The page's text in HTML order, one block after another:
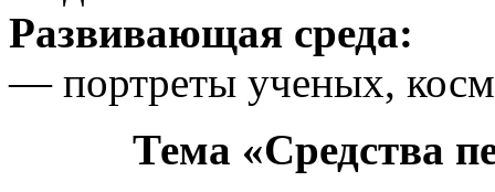
Развивающая среда:
— портреты ученых,
Тема «Средства